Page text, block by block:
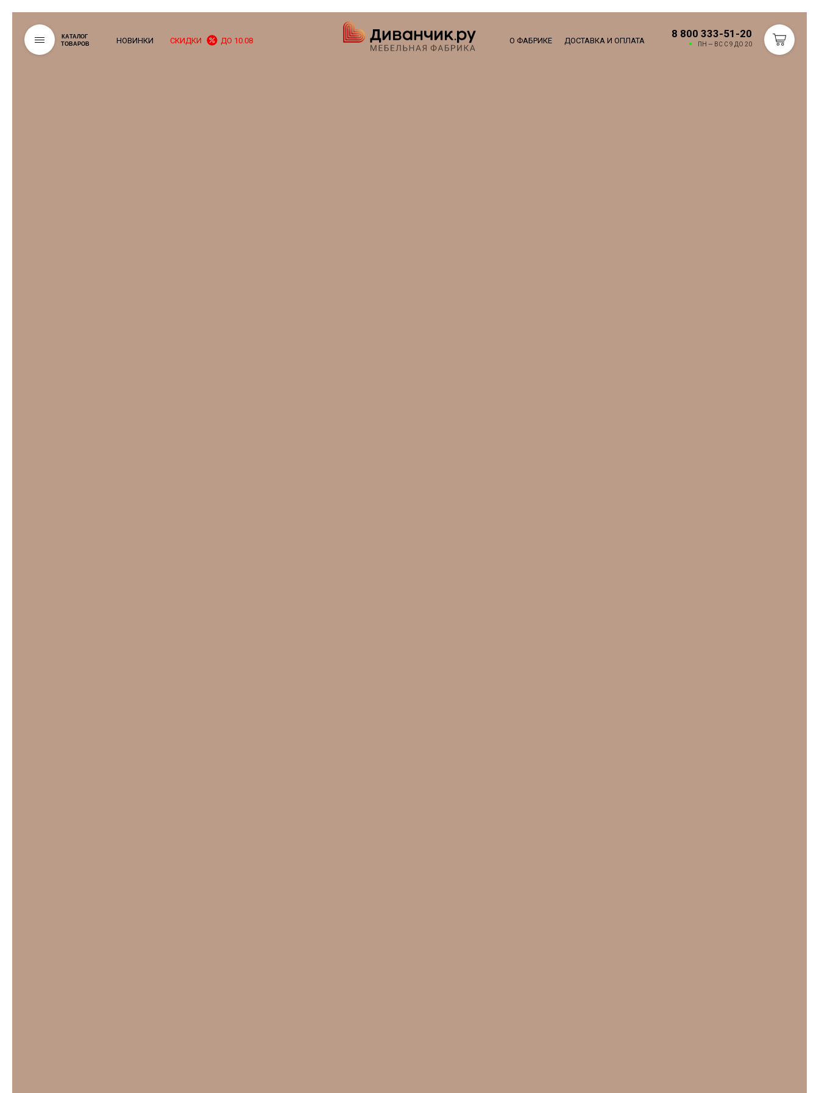
КАТАЛОГ
ТОВАРОВ
НОВИНКИ СКИДКИ ДО 10.08 О ФАБРИКЕ ДОСТАВКА И ОПЛАТА
8 800 333-51-20
ПН — ВС С 9 ДО 20